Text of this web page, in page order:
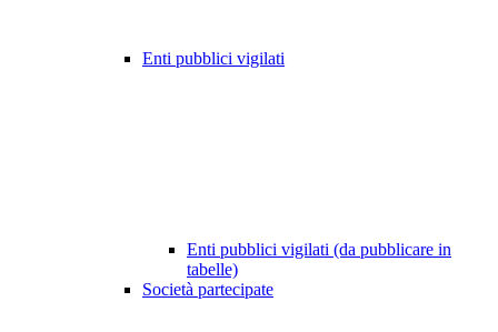
Enti pubblici vigilati
Enti pubblici vigilati (da pubblicare in
tabelle)
Società partecipate